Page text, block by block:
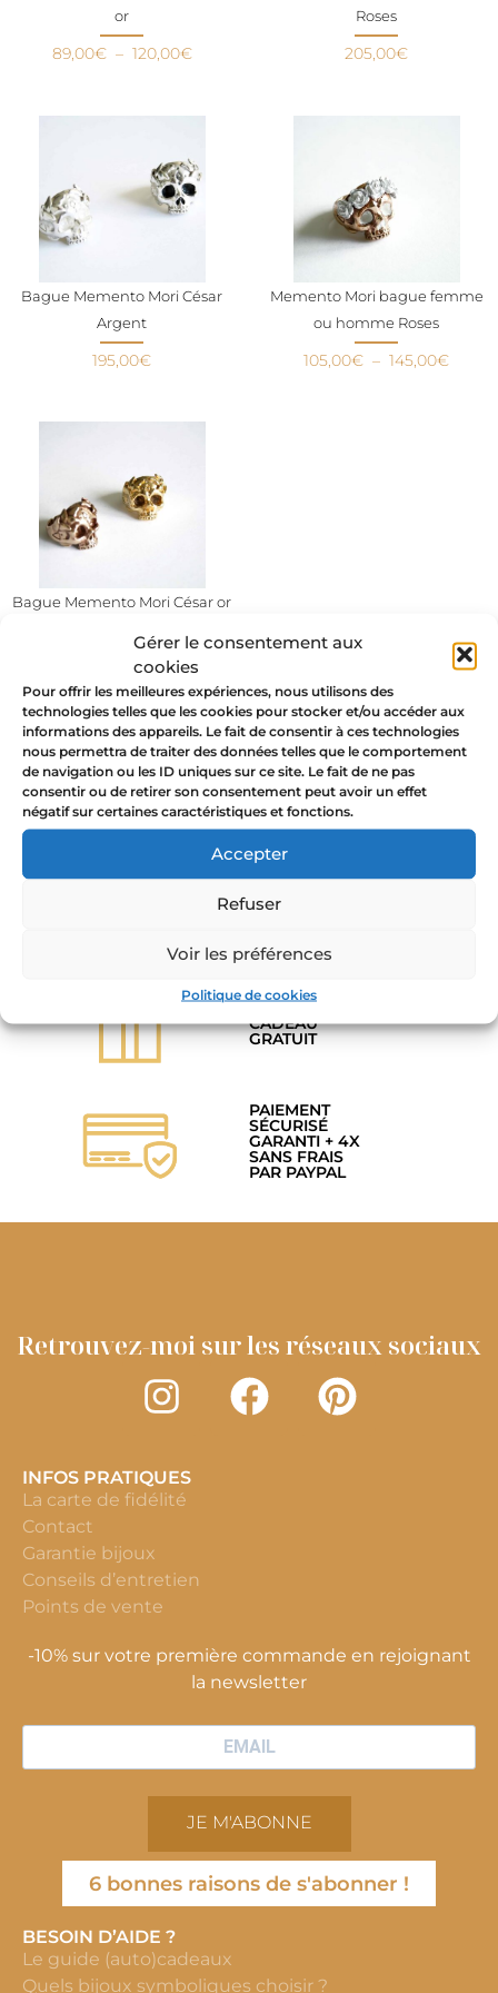
Gérer le consentement aux
cookies
Pour offrir les meilleures expériences, nous utilisons des
technologies telles que les cookies pour stocker et/ou accéder aux
informations des appareils. Le fait de consentir à ces technologies
nous permettra de traiter des données telles que le comportement
de navigation ou les ID uniques sur ce site. Le fait de ne pas
consentir ou de retirer son consentement peut avoir un effet
négatif sur certaines caractéristiques et fonctions.
Accepter
Refuser
Voir les préférences
Politique de cookies
or
89,00€ – 120,00€
Roses
205,00€
Bague Memento Mori César
Argent
195,00€
Memento Mori bague femme
ou homme Roses
105,00€ – 145,00€
Bague Memento Mori César or
140,00€
BIJOUX SOUS
GARANTIE
ENVOI GRATUIT
EN FRANCE &
BELGIQUE À
EMBALLAGE
CADEAU
GRATUIT
PAIEMENT
SÉCURISÉ
GARANTI + 4X
SANS FRAIS
PAR PAYPAL
Retrouvez-moi sur les réseaux sociaux
INFOS PRATIQUES
La carte de fidélité
Contact
Garantie bijoux
Conseils d’entretien
Points de vente
-10% sur votre première commande en rejoignant
la newsletter
JE M'ABONNE
6 bonnes raisons de s'abonner !
BESOIN D’AIDE ?
Le guide (auto)cadeaux
Quels bijoux symboliques choisir ?